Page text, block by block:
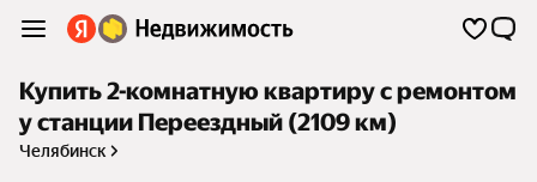
Купить 2-комнатную квартиру с ремонтом
у станции Переездный (2109 км)
Челябинск